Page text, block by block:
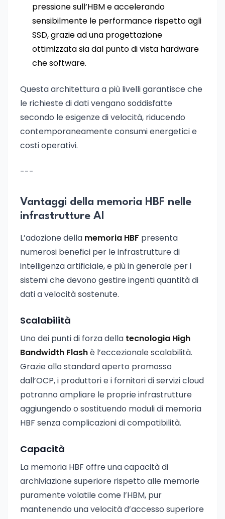
pressione sull’HBM e accelerando
sensibilmente le performance rispetto agli
SSD, grazie ad una progettazione
ottimizzata sia dal punto di vista hardware
che software.
Questa architettura a più livelli garantisce che
le richieste di dati vengano soddisfatte
secondo le esigenze di velocità, riducendo
contemporaneamente consumi energetici e
costi operativi.
---
Vantaggi della memoria HBF nelle
infrastrutture AI
L’adozione della memoria HBF presenta
numerosi benefici per le infrastrutture di
intelligenza artificiale, e più in generale per i
sistemi che devono gestire ingenti quantità di
dati a velocità sostenute.
Scalabilità
Uno dei punti di forza della tecnologia High
Bandwidth Flashè l’eccezionale scalabilità.
Grazie allo standard aperto promosso
dall’OCP, i produttori e i fornitori di servizi cloud
potranno ampliare le proprie infrastrutture
aggiungendo o sostituendo moduli di memoria
HBF senza complicazioni di compatibilità.
Capacità
La memoria HBF offre una capacità di
archiviazione superiore rispetto alle memorie
puramente volatile come l’HBM, pur
mantenendo una velocità d’accesso superiore